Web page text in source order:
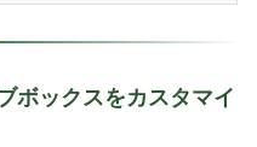
ボックスをカスタマイ